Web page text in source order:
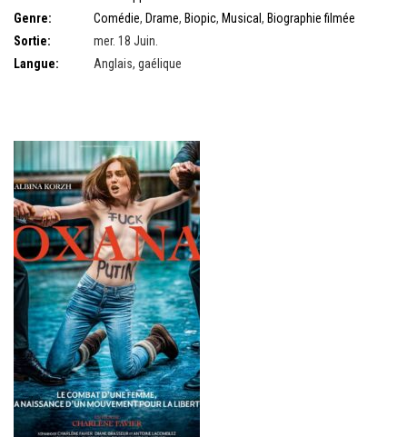
Genre:
Comédie, Drame, Biopic, Musical , Biographie filmée
Sortie:
mer. 18 Juin.
Langue:
Anglais, gaélique